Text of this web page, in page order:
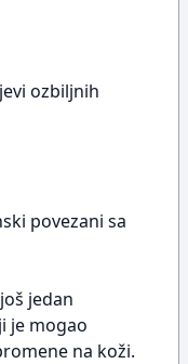
ozbiljnih
povezani sa
jedan
je mogao
na koži.